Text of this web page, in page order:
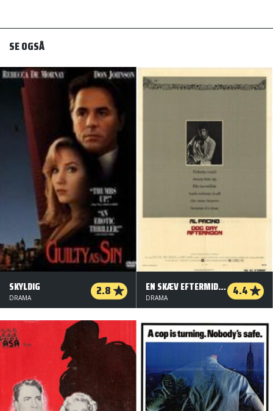
SE OGSÅ
SKYLDIG 2.8
DRAMA
EN SKÆV EFTERMIDDAG 4.4
DRAMA